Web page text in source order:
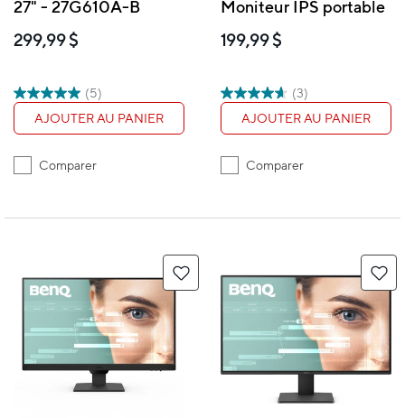
27" - 27G610A-B
299,99 $
(5)
AJOUTER AU PANIER
Comparer
Moniteur IPS portable
199,99 $
(3)
AJOUTER AU PANIER
Comparer